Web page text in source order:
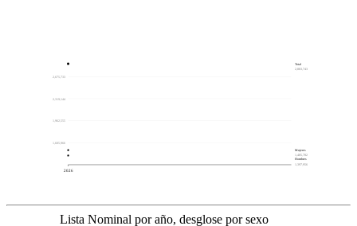
1,605,966
1,962,555
2,319,144
2,675,733
2026
Total
2,883,743
Mujeres
1,485,782
Hombres
1,397,956
Lista Nominal por año, desglose por sexo